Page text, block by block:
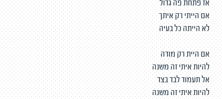
אז פתחת פה גדול
אם הייתי רק איתך
לא הייתה כל בעיה
אם היית רק מודה
להיות איתי זה משנה
אל תעמוד לבד בצד
להיות איתי זה משנה